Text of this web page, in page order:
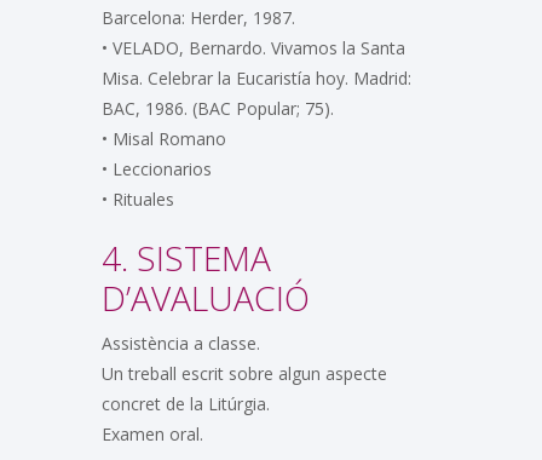
Barcelona: Herder, 1987.
• VELADO, Bernardo. Vivamos la Santa
Misa. Celebrar la Eucaristía hoy. Madrid:
BAC, 1986. (BAC Popular; 75).
• Misal Romano
• Leccionarios
• Rituales
4. SISTEMA
D’AVALUACIÓ
Assistència a classe.
Un treball escrit sobre algun aspecte
concret de la Litúrgia.
Examen oral.